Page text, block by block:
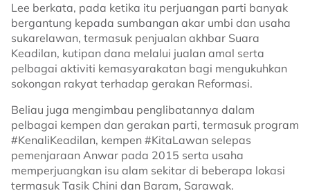
Lee berkata, pada ketika itu perjuangan parti banyak
bergantung kepada sumbangan akar umbi dan usaha
sukarelawan, termasuk penjualan akhbar Suara
Keadilan, kutipan dana melalui jualan amal serta
pelbagai aktiviti kemasyarakatan bagi mengukuhkan
sokongan rakyat terhadap gerakan Reformasi.
Beliau juga mengimbau penglibatannya dalam
pelbagai kempen dan gerakan parti, termasuk program
#KenaliKeadilan, kempen #KitaLawan selepas
pemenjaraan Anwar pada 2015 serta usaha
memperjuangkan isu alam sekitar di beberapa lokasi
termasuk Tasik Chini dan Baram, Sarawak.